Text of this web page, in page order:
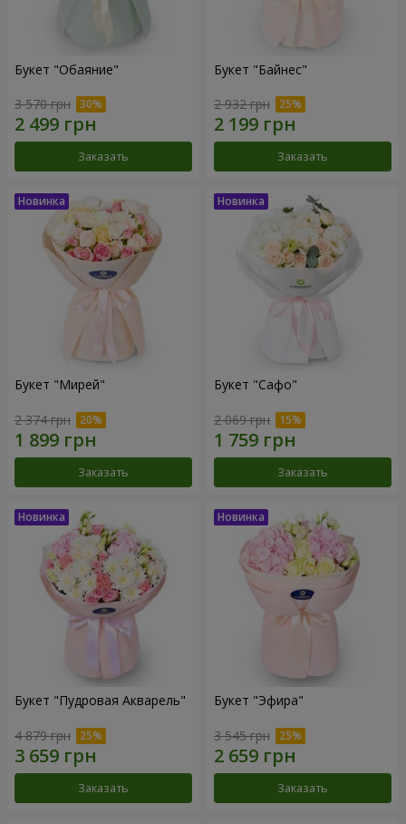
Букет "Обаяние"
3 570 грн
Заказать
Букет "Байнес"
2 932 грн
Заказать
Букет "Мирей"
2 374 грн
Заказать
Букет "Сафо"
2 069 грн
Заказать
Букет "Пудровая Акварель"
4 879 грн
Заказать
Букет "Эфира"
3 545 грн
Заказать